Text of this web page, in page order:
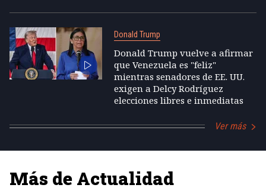
Donald Trump
Donald Trump vuelve a afirmar
que Venezuela es "feliz"
mientras senadores de EE. UU.
exigen a Delcy Rodríguez
elecciones libres e inmediatas
Ver más
Más de Actualidad